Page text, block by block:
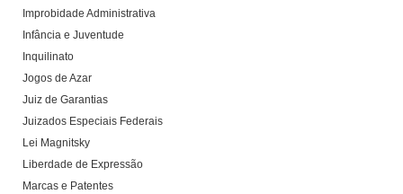
Improbidade Administrativa
Infância e Juventude
Inquilinato
Jogos de Azar
Juiz de Garantias
Juizados Especiais Federais
Lei Magnitsky
Liberdade de Expressão
Marcas e Patentes